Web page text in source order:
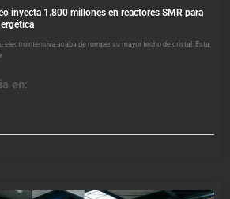
inyecta 1.800 millones en reactores SMR para
electrointensiva acaba de romper su mayor techo de cristal. Esta
en: